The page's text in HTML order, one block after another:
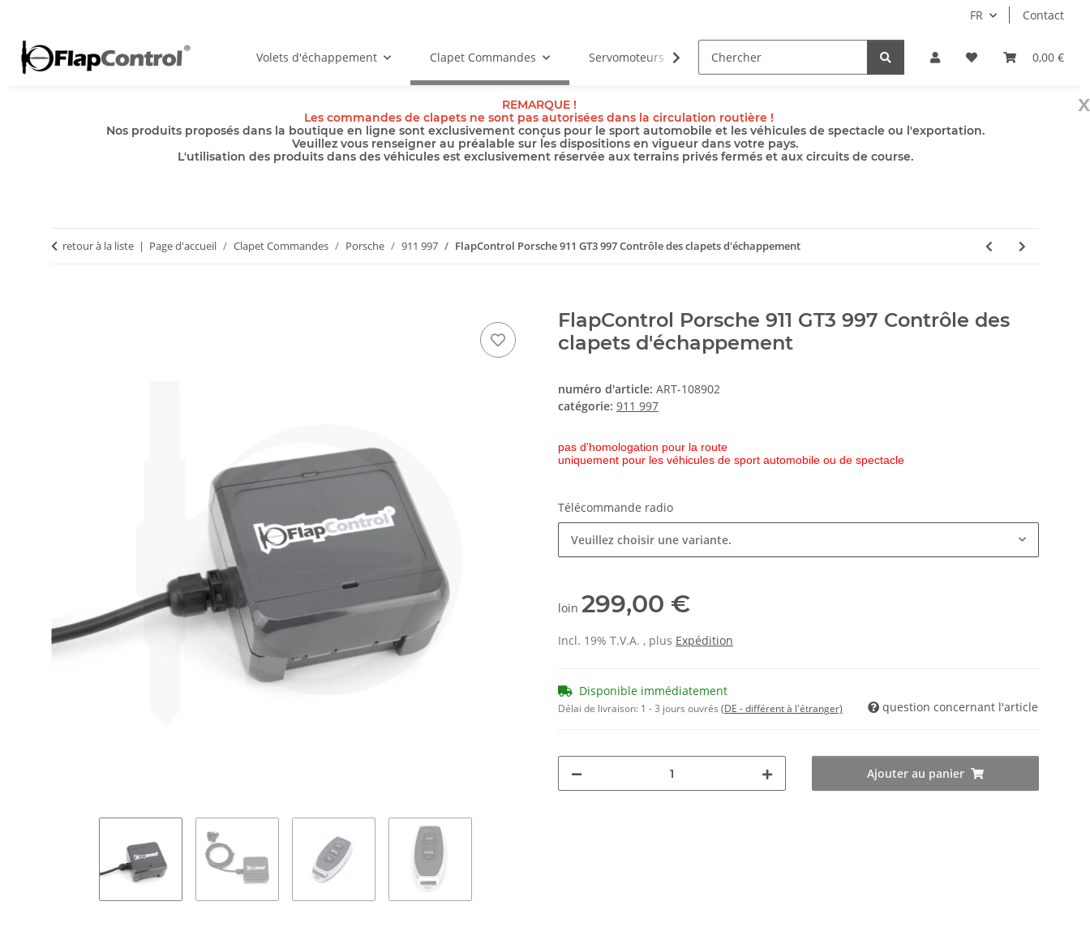
FR Contact
0,00 €
Volets d'échappement Clapet Commandes Servomoteurs Câble Accessoires
x
REMARQUE !
Les commandes de clapets ne sont pas autorisées dans la circulation routière !
Nos produits proposés dans la boutique en ligne sont exclusivement conçus pour le sport automobile et les véhicules de spectacle ou l'exportation.
Veuillez vous renseigner au préalable sur les dispositions en vigueur dans votre pays.
L'utilisation des produits dans des véhicules est exclusivement réservée aux terrains privés fermés et aux circuits de course.
retour à la liste Page d'accueil Clapet Commandes Porsche 911 997 FlapControl Porsche 911 GT3 997 Contrôle des clapets d'échappement
FlapControl Porsche 911 GT3 997 Contrôle des
clapets d'échappement
numéro d'article: ART-108902
catégorie: 911 997
pas d'homologation pour la route
uniquement pour les véhicules de sport automobile ou de spectacle
Télécommande radio
Veuillez choisir une variante.
loin 299,00 €
Incl. 19% T.V.A. , plus Expédition
Disponible immédiatement
Délai de livraison: 1 - 3 jours ouvrés (DE - différent à l'étranger) question concernant l'article
Ajouter au panier